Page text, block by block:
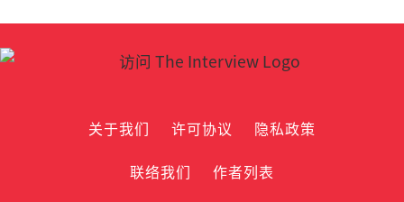
关于我们 许可协议
隐私政策
联络我们
作者列表